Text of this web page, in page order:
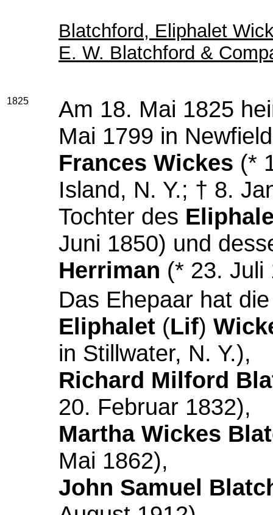
Blatchford, Eliphalet
E. W. Blatchford &
1825
Am 18. Mai 1825
Mai 1799 in
Frances Wickes (*
Island, N. Y.; † 8.
Tochter des
Juni 1850) und
Herriman (* 23. Juli
Das Ehepaar hat
Eliphalet (Lif)
in Stillwater, N. Y.),
Richard Milford
20. Februar 1832),
Martha Wickes
Mai 1862),
John Samuel